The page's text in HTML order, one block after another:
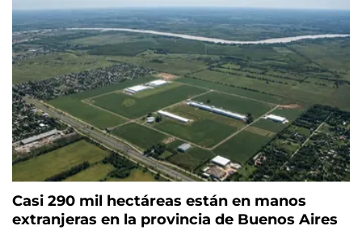
Casi 290 mil hectáreas están en manos
extranjeras en la provincia de Buenos Aires